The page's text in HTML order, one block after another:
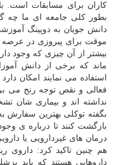
كاران برای مسابقات است.
بطور كلی جامعه ای ما چه
دانش جویان به دوپینگ
موقت برای پیروزی در عرصه
بیشتر از آن چیزی كه وجود
ماند كه برخی از دانش
استفاده می نمایند امكان
فعالی و نقص توجه رنج می
نداشته اند و بیماری شان
بگفته توكلی بهترین سفارش
بازگشت كنند تا درباره ی
درمان های غیردارویی یا
هم چنین تاكید كرد: داروی
داروهایی هستند كه باید